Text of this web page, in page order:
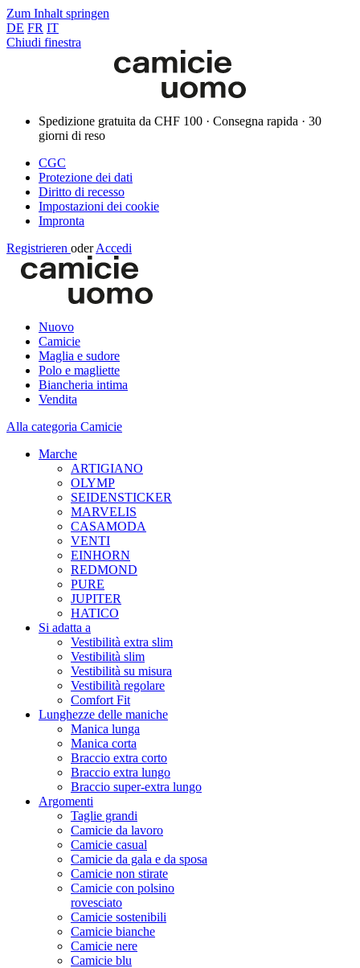
Zum Inhalt springen
DE FR IT
Chiudi finestra
Spedizione gratuita da CHF 100 · Consegna rapida · 30
giorni di reso
CGC
Protezione dei dati
Diritto di recesso
Impostazioni dei cookie
Impronta
Registrieren oder Accedi
Nuovo
Camicie
Maglia e sudore
Polo e magliette
Biancheria intima
Vendita
Alla categoria Camicie
Marche
ARTIGIANO
OLYMP
SEIDENSTICKER
MARVELIS
CASAMODA
VENTI
EINHORN
REDMOND
PURE
JUPITER
HATICO
Si adatta a
Vestibilità extra slim
Vestibilità slim
Vestibilità su misura
Vestibilità regolare
Comfort Fit
Lunghezze delle maniche
Manica lunga
Manica corta
Braccio extra corto
Braccio extra lungo
Braccio super-extra lungo
Argomenti
Taglie grandi
Camicie da lavoro
Camicie casual
Camicie da gala e da sposa
Camicie non stirate
Camicie con polsino
rovesciato
Camicie sostenibili
Camicie bianche
Camicie nere
Camicie blu